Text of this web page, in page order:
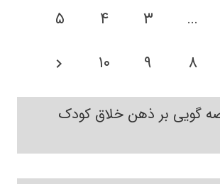
… ۳ ۴
۵
۸ ۹ ۱۰
گویی بر ذهن خلاق کودک